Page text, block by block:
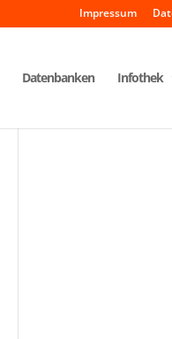
Impressum
Datenbanken Infothek